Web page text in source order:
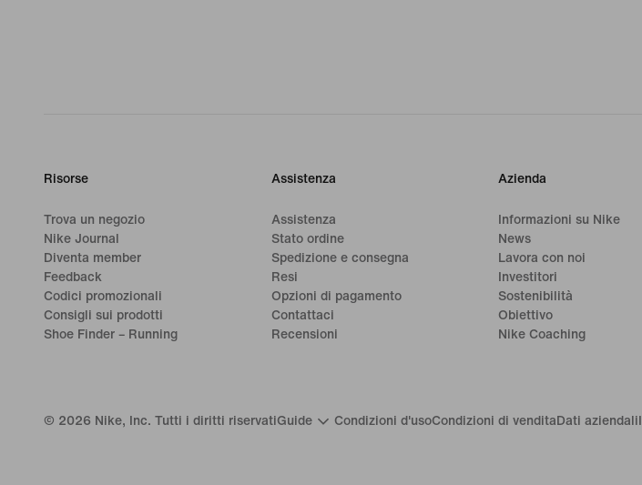
Risorse
Trova un negozio
Nike Journal
Diventa member
Feedback
Codici promozionali
Consigli sui prodotti
Shoe Finder – Running
Assistenza
Assistenza
Stato ordine
Spedizione e consegna
Resi
Opzioni di pagamento
Contattaci
Recensioni
Azienda
Informazioni su Nike
News
Lavora con noi
Investitori
Sostenibilità
Obiettivo
Nike Coaching
© 2026 Nike, Inc. Tutti i diritti riservati Guide Condizioni d'usoCondizioni di vendita Dati aziendali